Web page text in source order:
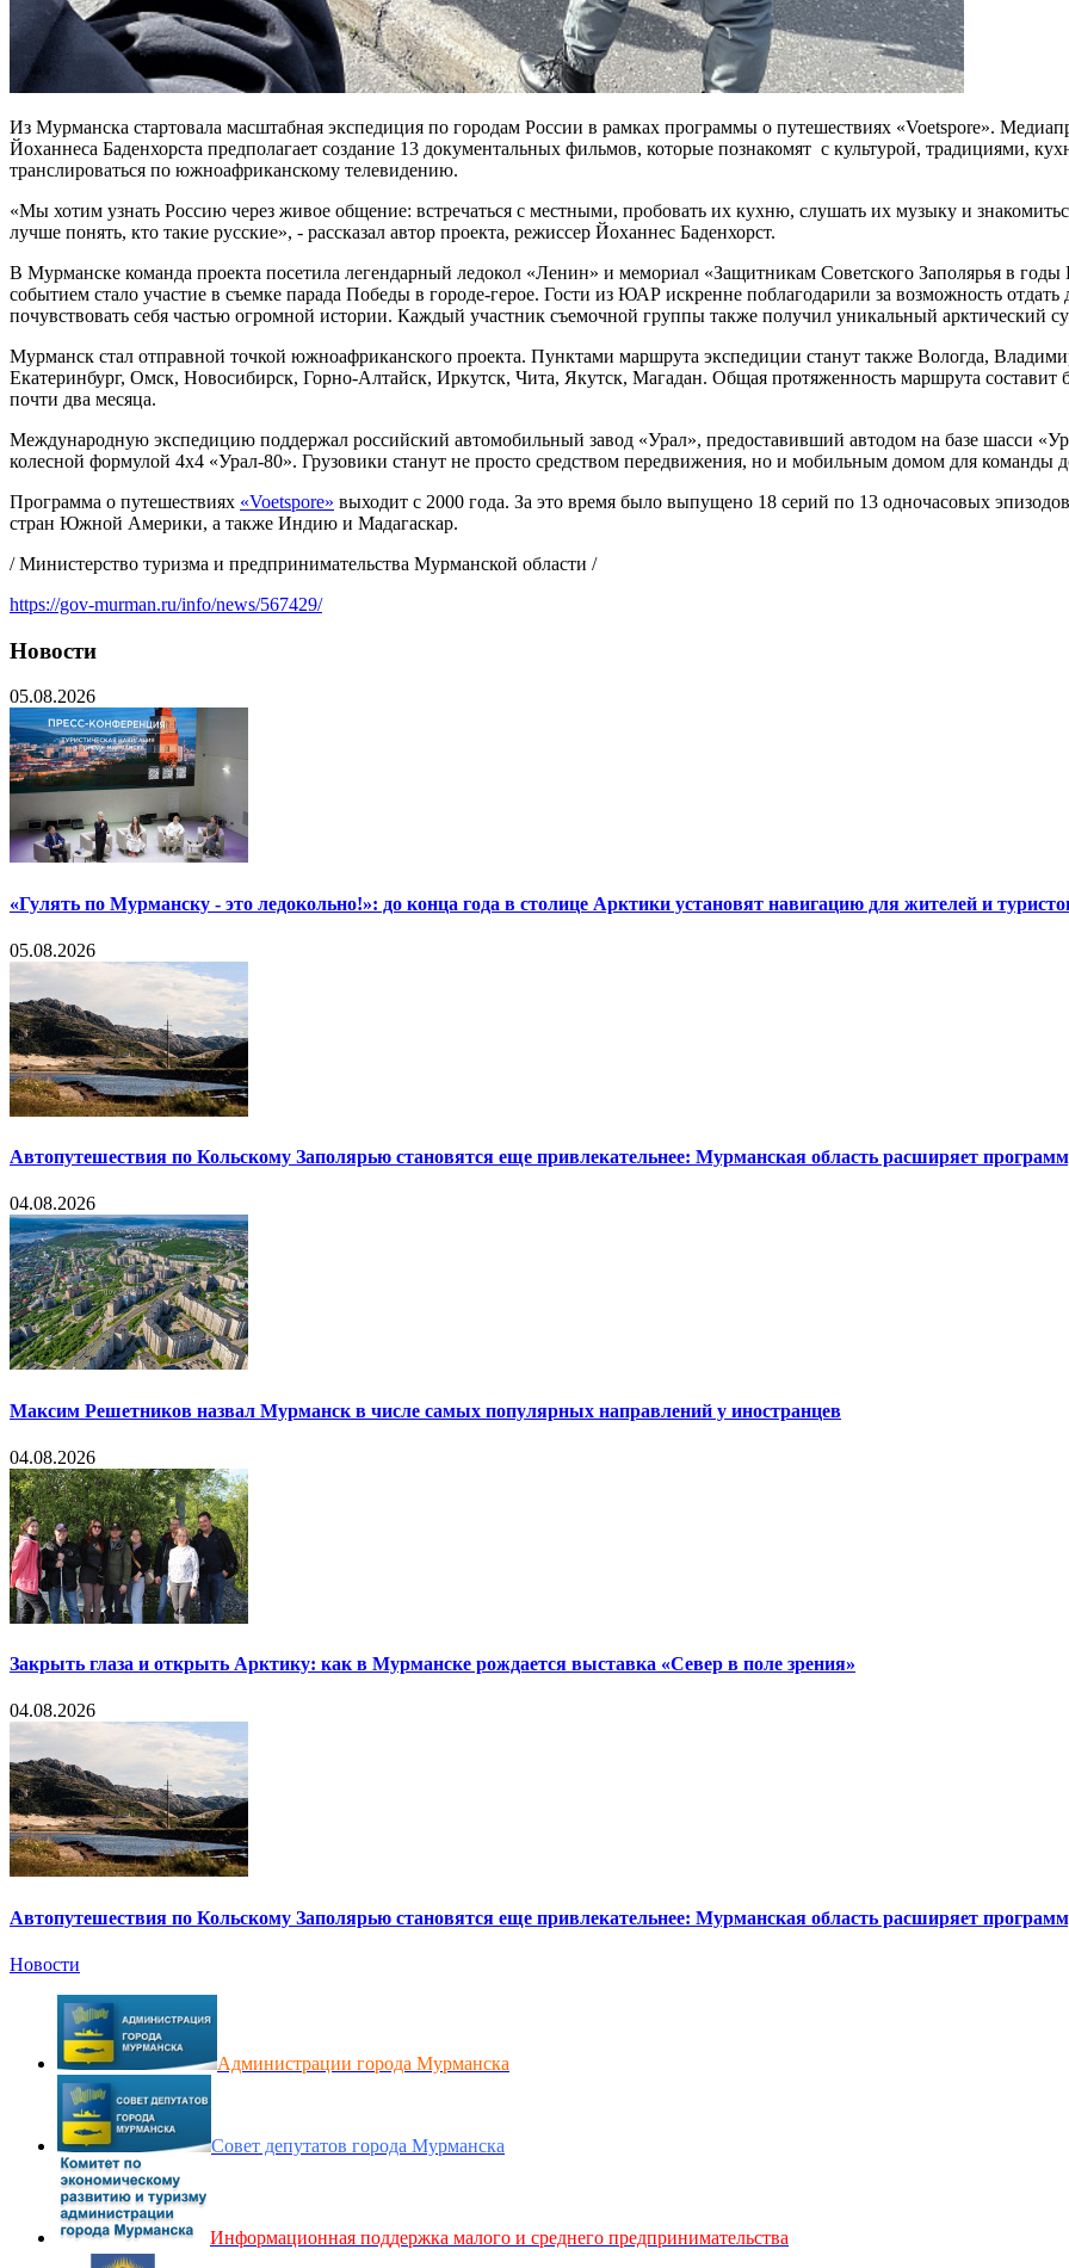
Из Мурманска стартовала масштабная экспедиция по городам России в рамках программы о путешествиях «Voetspore».
Йоханнеса Баденхорста предполагает создание 13 документальных фильмов, которые познакомят с культурой, традициями,
транслироваться по южноафриканскому телевидению.
«Мы хотим узнать Россию через живое общение: встречаться с местными, пробовать их кухню, слушать их музыку и
лучше понять, кто такие русские», - рассказал автор проекта, режиссер Йоханнес Баденхорст.
В Мурманске команда проекта посетила легендарный ледокол «Ленин» и мемориал «Защитникам Советского Заполярья в
событием стало участие в съемке парада Победы в городе-герое. Гости из ЮАР искренне поблагодарили за возможность
почувствовать себя частью огромной истории. Каждый участник съемочной группы также получил уникальный арктический
Мурманск стал отправной точкой южноафриканского проекта. Пунктами маршрута экспедиции станут также Вологда,
Екатеринбург, Омск, Новосибирск, Горно-Алтайск, Иркутск, Чита, Якутск, Магадан. Общая протяженность маршрута составит
почти два месяца.
Международную экспедицию поддержал российский автомобильный завод «Урал», предоставивший автодом на базе шасси
колесной формулой 4х4 «Урал-80». Грузовики станут не просто средством передвижения, но и мобильным домом для команды
Программа о путешествиях «Voetspore» выходит с 2000 года. За это время было выпущено 18 серий по 13 одночасовых
стран Южной Америки, а также Индию и Мадагаскар.
/ Министерство туризма и предпринимательства Мурманской области /
https://gov-murman.ru/info/news/567429/
Новости
05.08.2026
«Гулять по Мурманску - это ледокольно!»: до конца года в столице Арктики установят навигацию для жителей и
05.08.2026
Автопутешествия по Кольскому Заполярью становятся еще привлекательнее: Мурманская область расширяет
04.08.2026
Максим Решетников назвал Мурманск в числе самых популярных направлений у иностранцев
04.08.2026
Закрыть глаза и открыть Арктику: как в Мурманске рождается выставка «Север в поле зрения»
04.08.2026
Автопутешествия по Кольскому Заполярью становятся еще привлекательнее: Мурманская область расширяет
Новости
Администрации города Мурманска
Совет депутатов города Мурманска
Информационная поддержка малого и среднего предпринимательства